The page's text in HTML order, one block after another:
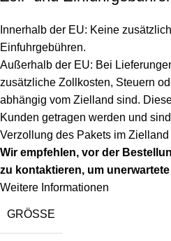
Innerhalb der EU: Keine
Einfuhrgebühren.
Außerhalb der EU: Bei
zusätzliche Zollkosten, Steuern
abhängig vom Zielland sind.
Kunden getragen werden und
Verzollung des Pakets im
Wir empfehlen, vor der
zu kontaktieren, um
Weitere Informationen
GRÖSSE